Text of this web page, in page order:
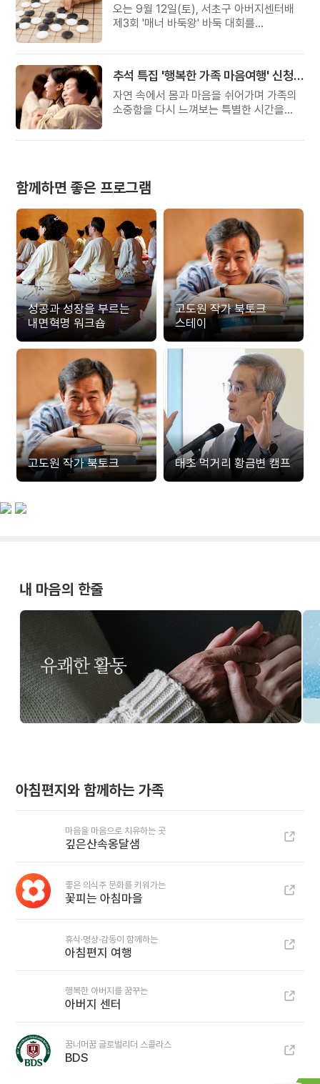
오는 9월 12일(토), 서초구 아버지센터배
제3회 '매너 바둑왕' 바둑 대회를
추석 특집 '행복한 가족 마음여행' 신청 안내
자연 속에서 몸과 마음을 쉬어가며 가족의
소중함을 다시 느껴보는 특별한 시간을
함께하면 좋은 프로그램
성공과 성장을 부르는
내면혁명 워크숍
고도원 작가 북토크
스테이
고도원 작가 북토크 태초 먹거리 황금변 캠프
내 마음의 한줄
아침편지와 함께하는 가족
마음을 마음으로 치유하는 곳
깊은산속옹달샘
좋은 의식주 문화를 키워가는
꽃피는 아침마을
휴식·명상·감동이 함께하는
아침편지 여행
행복한 아버지를 꿈꾸는
아버지 센터
꿈너머꿈 글로벌리더 스콜라스
BDS